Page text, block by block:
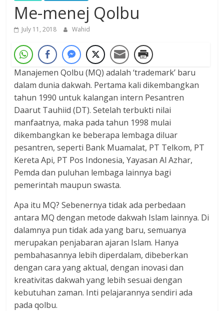
Me-menej Qolbu
July 11, 2018 Wahid
Manajemen Qolbu (MQ) adalah ‘trademark’ baru
dalam dunia dakwah. Pertama kali dikembangkan
tahun 1990 untuk kalangan intern Pesantren
Daarut Tauhiid (DT). Setelah terbukti nilai
manfaatnya, maka pada tahun 1998 mulai
dikembangkan ke beberapa lembaga diluar
pesantren, seperti Bank Muamalat, PT Telkom, PT
Kereta Api, PT Pos Indonesia, Yayasan Al Azhar,
Pemda dan puluhan lembaga lainnya bagi
pemerintah maupun swasta.
Apa itu MQ? Sebenernya tidak ada perbedaan
antara MQ dengan metode dakwah Islam lainnya. Di
dalamnya pun tidak ada yang baru, semuanya
merupakan penjabaran ajaran Islam. Hanya
pembahasannya lebih diperdalam, dibeberkan
dengan cara yang aktual, dengan inovasi dan
kreativitas dakwah yang lebih sesuai dengan
kebutuhan zaman. Inti pelajarannya sendiri ada
pada qolbu.